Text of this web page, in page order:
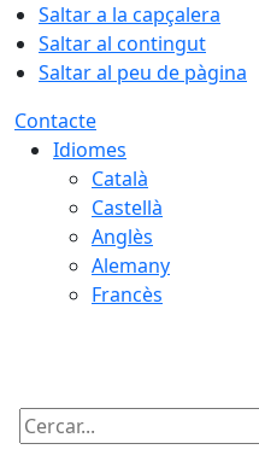
Saltar a la capçalera
Saltar al contingut
Saltar al peu de pàgina
Contacte
Idiomes
Català
Castellà
Anglès
Alemany
Francès
Cercar: